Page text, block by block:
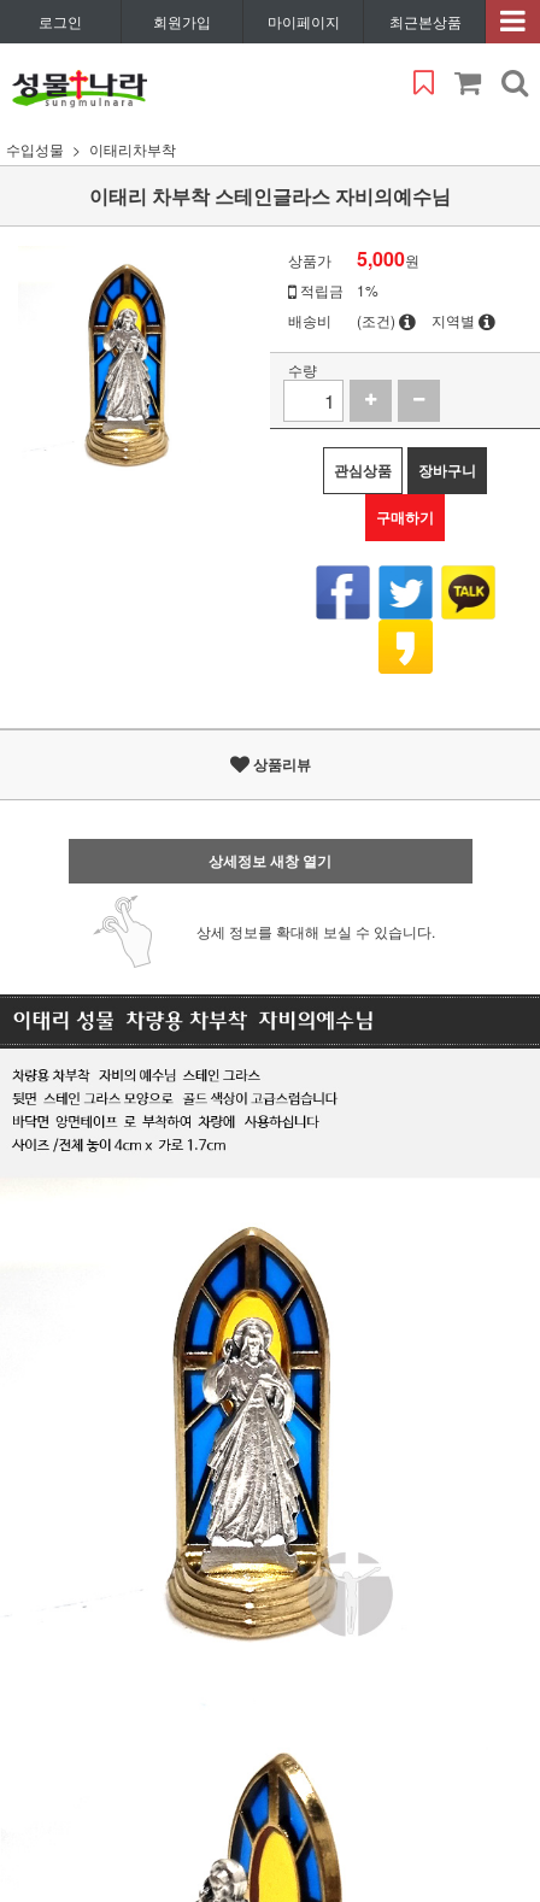
로그인 회원가입 마이페이지 최근본상품
수입성물 이태리차부착
이태리 차부착 스테인글라스 자비의예수님
상품가 5,000원
적립금
1%
배송비
(조건) 지역별
수량
관심상품 장바구니
구매하기
상품리뷰
상세정보 새창 열기
상세 정보를 확대해 보실 수 있습니다.